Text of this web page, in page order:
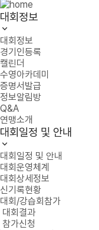
대회정보
대회정보
경기인등록
캘린더
수영아카데미
증명서발급
정보알림방
Q&A
연맹소개
대회일정 및 안내
대회일정 및 안내
대회운영체계
대회상세정보
신기록현황
대회/강습회참가
대회결과
참가신청